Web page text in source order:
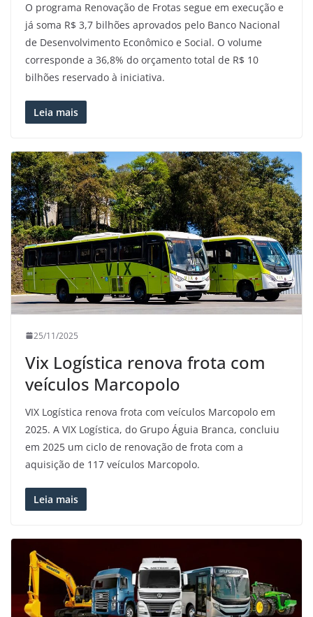
O programa Renovação de Frotas segue em execução e
já soma R$ 3,7 bilhões aprovados pelo Banco Nacional
de Desenvolvimento Econômico e Social. O volume
corresponde a 36,8% do orçamento total de R$ 10
bilhões reservado à iniciativa.
Leia mais
25/11/2025
Vix Logística renova frota com
veículos Marcopolo
VIX Logística renova frota com veículos Marcopolo em
2025. A VIX Logística, do Grupo Águia Branca, concluiu
em 2025 um ciclo de renovação de frota com a
aquisição de 117 veículos Marcopolo.
Leia mais